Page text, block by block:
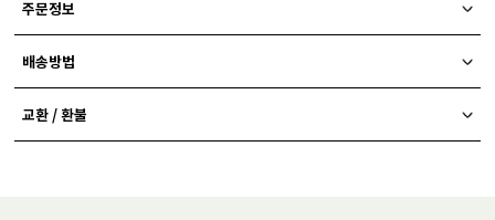
주문정보
배송방법
교환 / 환불